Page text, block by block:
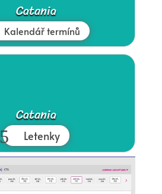
Catania
Kalendář termínů
Catania
Letenky